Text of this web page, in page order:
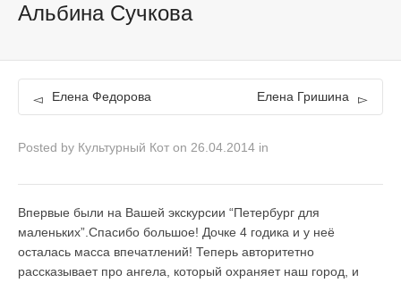
Альбина Сучкова
Елена Федорова Елена Гришина
Posted by Культурный Кот on 26.04.2014 in
Впервые были на Вашей экскурсии “Петербург для
маленьких”.Спасибо большое! Дочке 4 годика и у неё
осталась масса впечатлений! Теперь авторитетно
рассказывает про ангела, который охраняет наш город, и